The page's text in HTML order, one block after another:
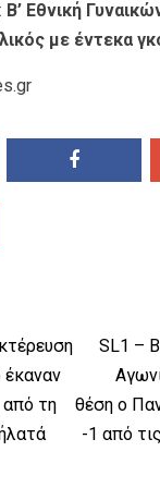
Β’ Εθνική
με έντεκα
έκαναν
από τη
SL1 –
θέση ο
-1 από